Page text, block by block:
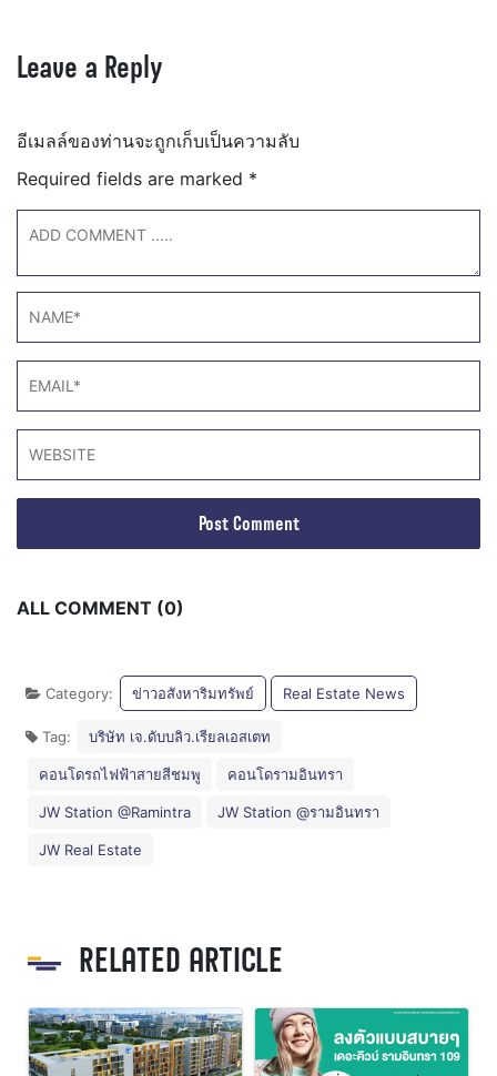
Leave a Reply
อีเมลล์ของท่านจะถูกเก็บเป็นความลับ
Required fields are marked *
ALL COMMENT (0)
Category: ข่าวอสังหาริมทรัพย์ Real Estate News
Tag: บริษัท เจ.ดับบลิว.เรียลเอสเตท
คอนโดรถไฟฟ้าสายสีชมพู คอนโดรามอินทรา
JW Station @Ramintra JW Station @รามอินทรา
JW Real Estate
RELATED ARTICLE